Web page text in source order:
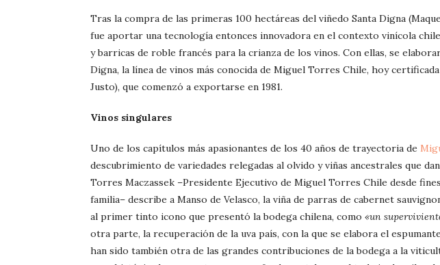
Tras la compra de las primeras 100 hectáreas del viñedo Santa Digna
fue aportar una tecnología entonces innovadora en el contexto vinícola
y barricas de roble francés para la crianza de los vinos. Con ellas, se
Digna, la línea de vinos más conocida de Miguel Torres Chile, hoy
Justo), que comenzó a exportarse en 1981.
Vinos singulares
Uno de los capítulos más apasionantes de los 40 años de trayectoria de
descubrimiento de variedades relegadas al olvido y viñas ancestrales que
Torres Maczassek –Presidente Ejecutivo de Miguel Torres Chile desde
familia– describe a Manso de Velasco, la viña de parras de cabernet
al primer tinto icono que presentó la bodega chilena, como «un
otra parte, la recuperación de la uva país, con la que se elabora el
han sido también otra de las grandes contribuciones de la bodega a la